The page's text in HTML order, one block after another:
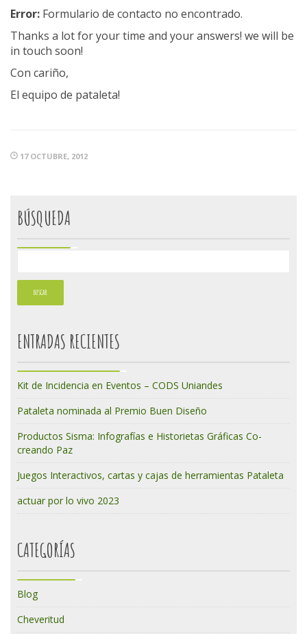
Error: Formulario de contacto no encontrado.
Thanks a lot for your time and your answers! we will be
in touch soon!
Con cariño,
El equipo de pataleta!
17 OCTUBRE, 2012
BÚSQUEDA
ENTRADAS RECIENTES
Kit de Incidencia en Eventos – CODS Uniandes
Pataleta nominada al Premio Buen Diseño
Productos Sisma: Infografías e Historietas Gráficas Co-
creando Paz
Juegos Interactivos, cartas y cajas de herramientas Pataleta
actuar por lo vivo 2023
CATEGORÍAS
Blog
Cheveritud